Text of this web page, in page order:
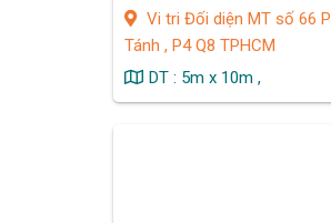
Vi tri Đối diện MT số 66
Tánh , P4 Q8 TPHCM
DT : 5m x 10m ,